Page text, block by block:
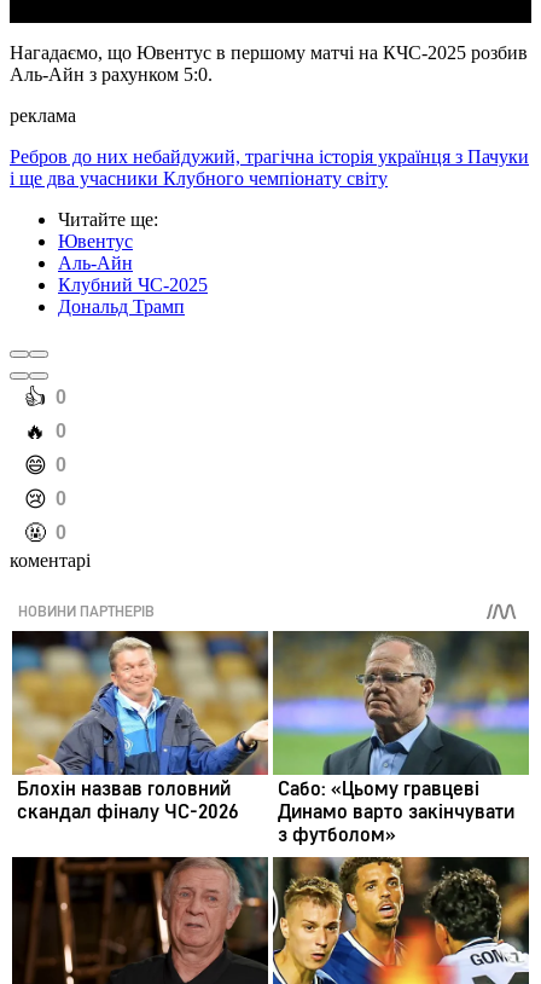
Нагадаємо, що Ювентус в першому матчі на КЧС-2025 розбив
Аль-Айн з рахунком 5:0.
реклама
Ребров до них небайдужий, трагічна історія українця з Пачуки
і ще два учасники Клубного чемпіонату світу
Читайте ще:
Ювентус
Аль-Айн
Клубний ЧС-2025
Дональд Трамп
️👍 0
️🔥 0
️😄 0
️😢 0
️🤬 0
коментарі